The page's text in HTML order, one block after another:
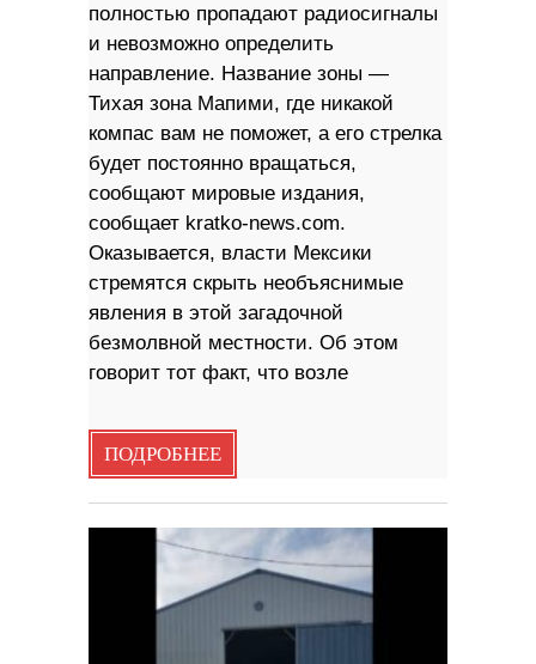
полностью пропадают радиосигналы
и невозможно определить
направление. Название зоны —
Тихая зона Мапими, где никакой
компас вам не поможет, а его стрелка
будет постоянно вращаться,
сообщают мировые издания,
сообщает kratko-news.com.
Оказывается, власти Мексики
стремятся скрыть необъяснимые
явления в этой загадочной
безмолвной местности. Об этом
говорит тот факт, что возле
ПОДРОБНЕЕ